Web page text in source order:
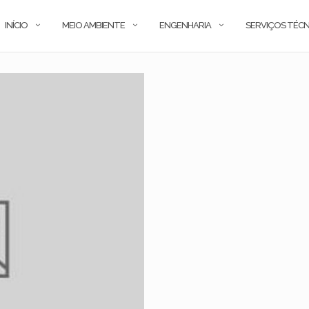
INÍCIO MEIO AMBIENTE ENGENHARIA SERVIÇOS